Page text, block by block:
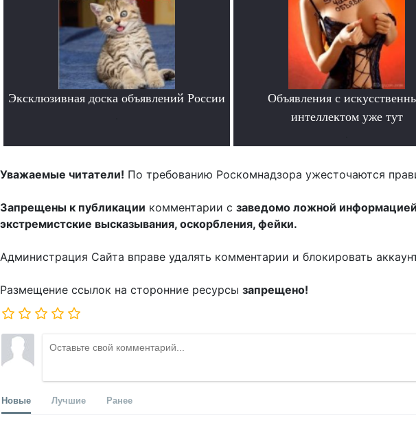
Эксклюзивная доска объявлений России
Объявления с
интеллектом уже тут
Уважаемые читатели! По требованию Роскомнадзора ужесточаются
Запрещены к публикации комментарии с заведомо ложной информацией
экстремистские высказывания, оскорбления, фейки.
Администрация Сайта вправе удалять комментарии и блокировать
Размещение ссылок на сторонние ресурсы запрещено!
Новые Лучшие Ранее